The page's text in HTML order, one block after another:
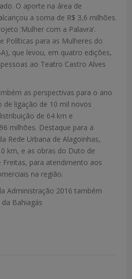
O aporte na área de
a soma de R$ 3,6 milhões.
‘Mulher com a Palavra’.
Políticas para as Mulheres do
que levou, em quatro edições,
ao Teatro Castro Alves
as perspectivas para o ano
de ligação de 10 mil novos
de 64 km e
milhões. Destaque para a
Rede Urbana de Alagoinhas,
km, e as obras do Duto de
Freitas, para atendimento aos
na região.
Administração 2016 também
Bahiagás